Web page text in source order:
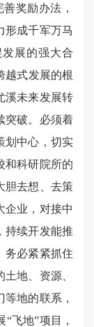
奖励办法，
形成千军万马
展的强大合
越式发展的根
溪未来发展转
突破。必须着
划中心，切实
和科研院所的
胆去想、去策
企业，对接中
持续开发能推
务必紧紧抓住
地、资源、
地的联系，
“飞地”项目，